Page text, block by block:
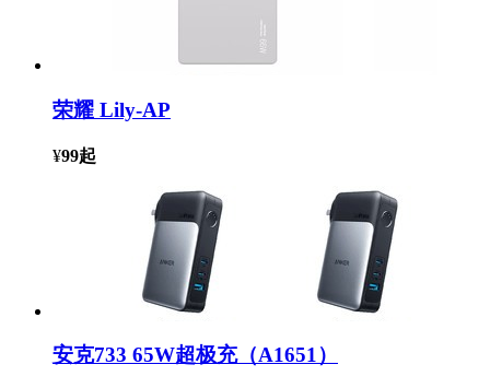
荣耀 Lily-AP
¥99起
安克733 65W超极充（A1651）